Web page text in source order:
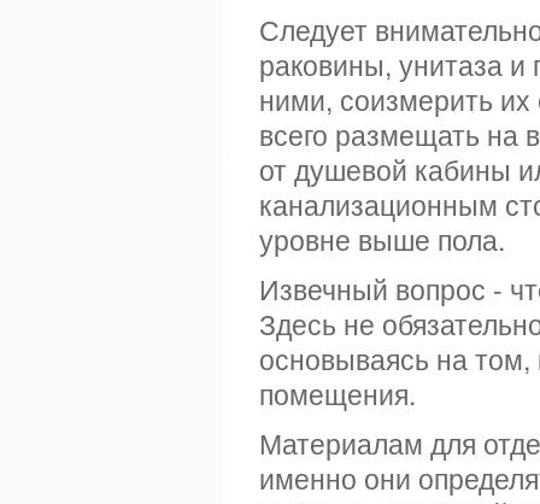
Следует
раковины, унитаза и
ними, соизмерить
всего размещать на
от душевой кабины
канализационным
уровне выше пола.
Извечный вопрос -
Здесь не
основываясь на
помещения.
Материалам для
именно они